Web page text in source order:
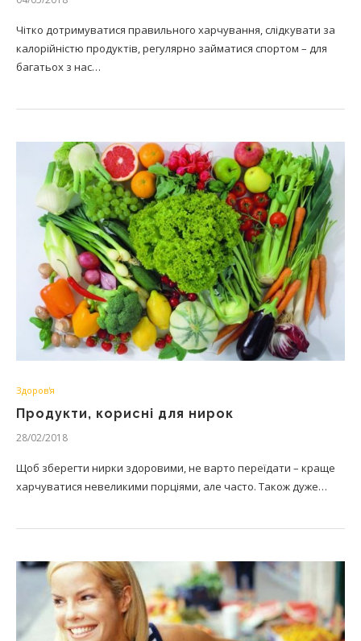
Чітко дотримуватися правильного харчування, слідкувати за
калорійністю продуктів, регулярно займатися спортом – для
багатьох з нас…
Здоров'я
Продукти, корисні для нирок
28/02/2018
Щоб зберегти нирки здоровими, не варто переїдати – краще
харчуватися невеликими порціями, але часто. Також дуже…